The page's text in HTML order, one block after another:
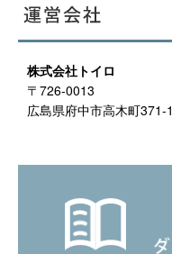
株式会社トイロ
〒726-0013
広島県府中市高木町371-1